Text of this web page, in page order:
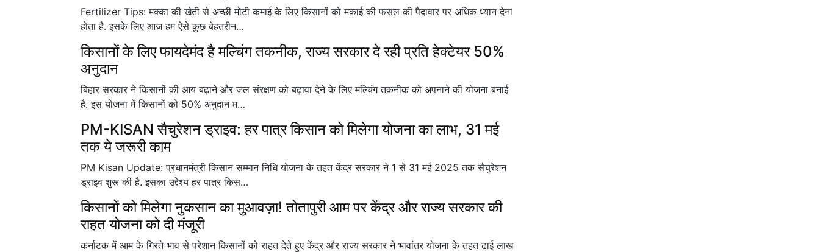
Fertilizer Tips: मक्का की खेती से अच्छी मोटी कमाई के लिए किसानों को मकाई की फसल की पैदावार पर अधिक ध्यान देना
होता है. इसके लिए आज हम ऐसे कुछ बेहतरीन…
किसानों के लिए फायदेमंद है मल्चिंग तकनीक, राज्य सरकार दे रही प्रति हेक्टेयर 50%
अनुदान
बिहार सरकार ने किसानों की आय बढ़ाने और जल संरक्षण को बढ़ावा देने के लिए मल्चिंग तकनीक को अपनाने की योजना बनाई
है. इस योजना में किसानों को 50% अनुदान म…
PM-KISAN सैचुरेशन ड्राइव: हर पात्र किसान को मिलेगा योजना का लाभ, 31 मई
तक ये जरूरी काम
PM Kisan Update: प्रधानमंत्री किसान सम्मान निधि योजना के तहत केंद्र सरकार ने 1 से 31 मई 2025 तक सैचुरेशन
ड्राइव शुरू की है. इसका उद्देश्य हर पात्र किस…
किसानों को मिलेगा नुकसान का मुआवज़ा! तोतापुरी आम पर केंद्र और राज्य सरकार की
राहत योजना को दी मंजूरी
कर्नाटक में आम के गिरते भाव से परेशान किसानों को राहत देते हुए केंद्र और राज्य सरकार ने भावांतर योजना के तहत ढाई लाख